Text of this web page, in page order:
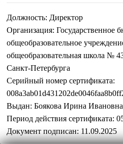
Должность: Директор
Организация: Государственное
общеобразовательное
общеобразовательная школа №
Санкт-Петербурга
Серийный номер сертификата:
Выдан: Боякова Ирина Ивановна
Период действия сертификата:
Документ подписан: 11.09.2025